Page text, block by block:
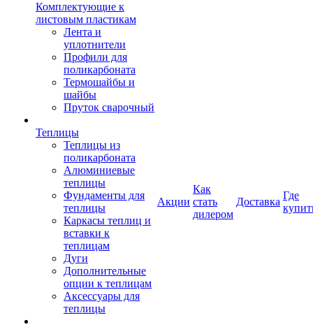
Комплектующие к
листовым пластикам
Лента и
уплотнители
Профили для
поликарбоната
Термошайбы и
шайбы
Пруток сварочный
Теплицы
Теплицы из
поликарбоната
Алюминиевые
теплицы
Фундаменты для
теплицы
Каркасы теплиц и
вставки к
теплицам
Дуги
Дополнительные
опции к теплицам
Аксессуары для
теплицы
Акции
Как
стать
дилером
Доставка
Где